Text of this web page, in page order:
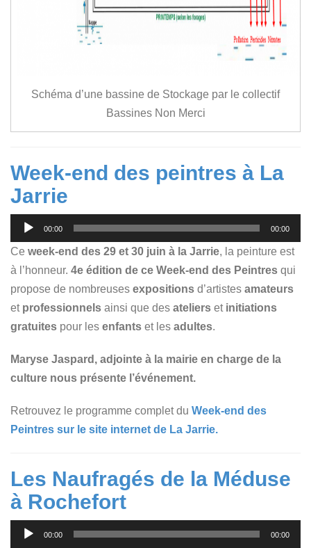
Schéma d’une bassine de Stockage par le collectif
Bassines Non Merci
Week-end des peintres à La
Jarrie
Lecteur
audio
00:00 00:00
Ce week-end des 29 et 30 juin à la Jarrie, la peinture est
à l’honneur. 4e édition de ce Week-end des Peintres qui
propose de nombreuses expositions d’artistes amateurs
et professionnels ainsi que des ateliers et initiations
gratuites pour les enfants et les adultes.
Maryse Jaspard, adjointe à la mairie en charge de la
culture nous présente l’événement.
Retrouvez le programme complet du Week-end des
Peintres sur le site internet de La Jarrie.
Les Naufragés de la Méduse
à Rochefort
Lecteur
audio
00:00 00:00